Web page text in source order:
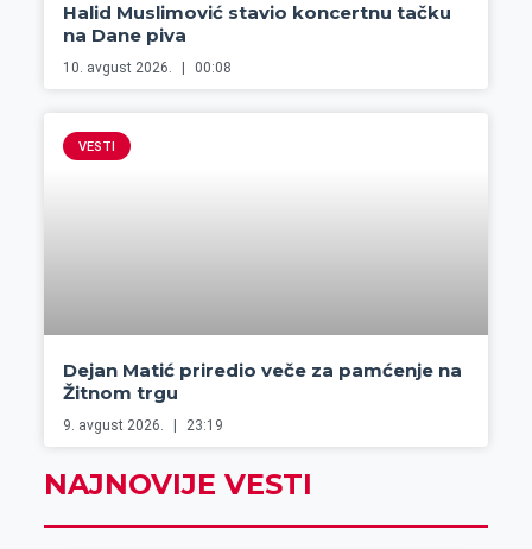
Halid Muslimović stavio koncertnu tačku
na Dane piva
10. avgust 2026. 00:08
VESTI
Dejan Matić priredio veče za pamćenje na
Žitnom trgu
9. avgust 2026. 23:19
NAJNOVIJE VESTI